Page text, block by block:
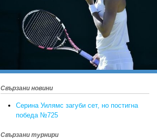
Свързани новини
Серина Уилямс загуби сет, но постигна
победа №725
Свързани турнири